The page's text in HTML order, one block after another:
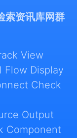
索资讯库网群
View
Flow Display
Check
Output
Component